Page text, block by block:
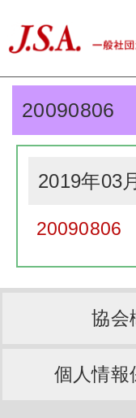
20090806
2019年03
20090806
協会
個人情報